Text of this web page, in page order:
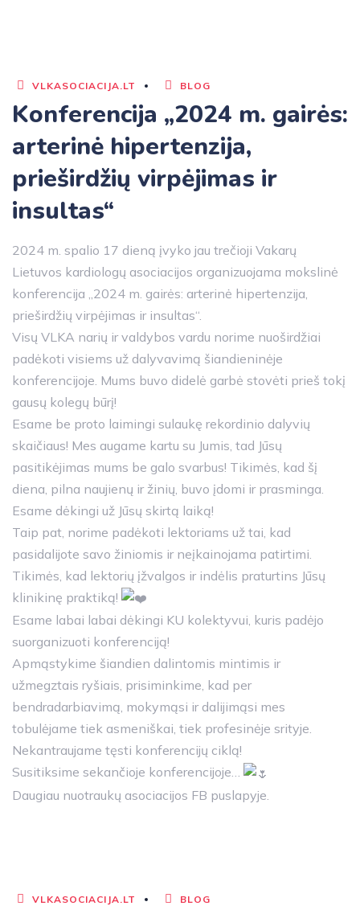
VLKASOCIACIJA.LT BLOG
Konferencija „2024 m. gairės:
arterinė hipertenzija,
prieširdžių virpėjimas ir
insultas“
2024 m. spalio 17 dieną įvyko jau trečioji Vakarų
Lietuvos kardiologų asociacijos organizuojama mokslinė
konferencija „2024 m. gairės: arterinė hipertenzija,
prieširdžių virpėjimas ir insultas“.
Visų VLKA narių ir valdybos vardu norime nuoširdžiai
padėkoti visiems už dalyvavimą šiandieninėje
konferencijoje. Mums buvo didelė garbė stovėti prieš tokį
gausų kolegų būrį!
Esame be proto laimingi sulaukę rekordinio dalyvių
skaičiaus! Mes augame kartu su Jumis, tad Jūsų
pasitikėjimas mums be galo svarbus! Tikimės, kad šį
diena, pilna naujienų ir žinių, buvo įdomi ir prasminga.
Esame dėkingi už Jūsų skirtą laiką!
Taip pat, norime padėkoti lektoriams už tai, kad
pasidalijote savo žiniomis ir neįkainojama patirtimi.
Tikimės, kad lektorių įžvalgos ir indėlis praturtins Jūsų
klinikinę praktiką!
Esame labai labai dėkingi KU kolektyvui, kuris padėjo
suorganizuoti konferenciją!
Apmąstykime šiandien dalintomis mintimis ir
užmegztais ryšiais, prisiminkime, kad per
bendradarbiavimą, mokymąsi ir dalijimąsi mes
tobulėjame tiek asmeniškai, tiek profesinėje srityje.
Nekantraujame tęsti konferencijų ciklą!
Susitiksime sekančioje konferencijoje…
Daugiau nuotraukų asociacijos FB puslapyje.
VLKASOCIACIJA.LT BLOG